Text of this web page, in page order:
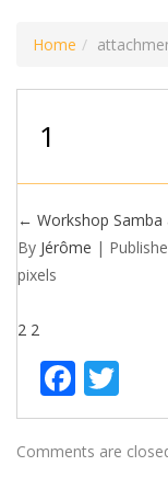
Home
1
← Workshop Samba
By Jérôme |
pixels
2 2
Comments are